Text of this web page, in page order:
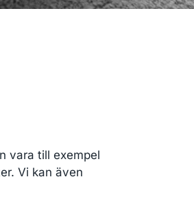
vara till exempel
Vi kan även